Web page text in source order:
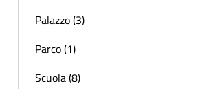
Palazzo (3)
Parco (1)
Scuola (8)